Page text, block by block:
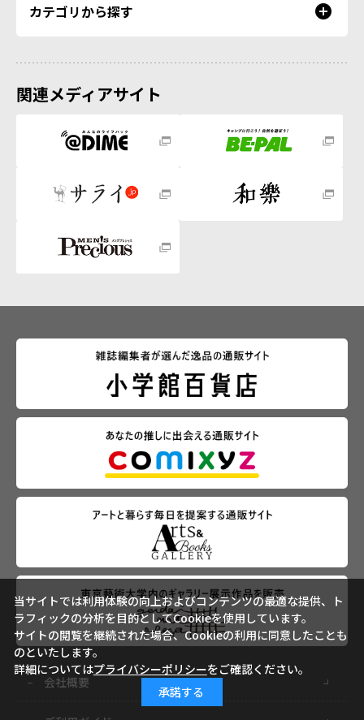
カテゴリから探す
関連メディアサイト
会社概要
当サイトでは利用体験の向上およびコンテンツの最適な提供、ト
ラフィックの分析を目的としてCookieを使用しています。
サイトの閲覧を継続された場合、Cookieの利用に同意したことも
のといたします。
詳細についてはプライバシーポリシーをご確認ください。
承諾する